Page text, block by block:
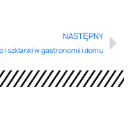
NASTĘPNY
i szklanki w gastronomii i domu